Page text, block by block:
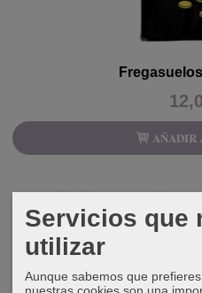
AÑADIR
Servicios que
utilizar
Aunque sabemos que